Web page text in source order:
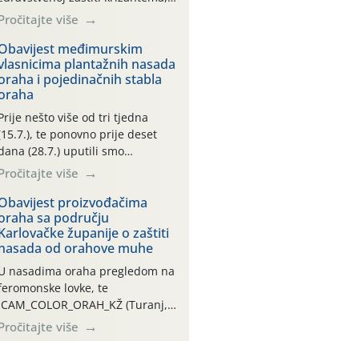
prije zamračivanja u proteklom
smo mjesecu tri puta upućivali
o preventivnim
zaštite krizantema od
uzročnika bolesti,
i fito-fagnih grinja (23.7.,
06.7.)! Na početku ovog
je zabilježeno je
i ekstremno vruće
razdoblje, uz
temperature […]
više
međimurskim
plantažnih nasada
i pojedinačnih stabla
nešto više od tri tjedna
te ponovno prije deset
(28.7.) uputili smo
vlasnicima plantažnih
nasada oraha i pojedinačnih
o početku leta i
potrebi usmjerenog
orahove muhe
completa)! Već
dana traje drugi
“toplinski udar”, koji
naročito izražen zadnja šest
(31.7.-05.8.), jer najviše
zraka svakodnevno
više
proizvođačima
sa području
županije o zaštiti
od orahove muhe
nasadima oraha pregledom na
lovke, te
CAM_COLOR_ORAH_KŽ (Turanj,
zabilježena je mala
više